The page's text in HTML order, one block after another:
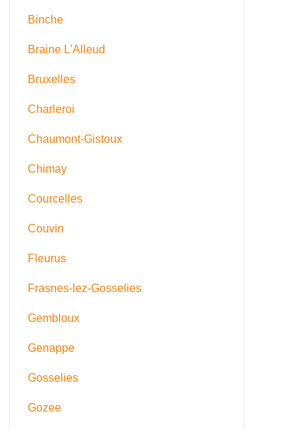
Binche
Braine L'Alleud
Bruxelles
Charleroi
Chaumont-Gistoux
Chimay
Courcelles
Couvin
Fleurus
Frasnes-lez-Gosselies
Gembloux
Genappe
Gosselies
Gozee